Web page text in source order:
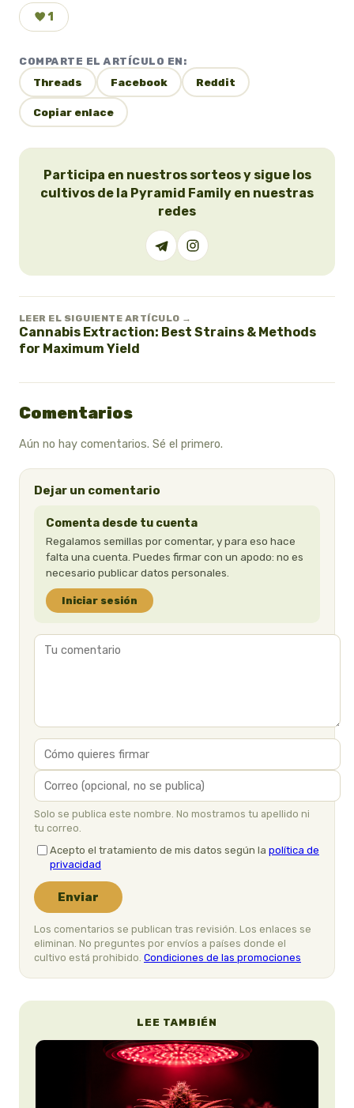
1
COMPARTE EL ARTÍCULO EN:
Threads Facebook Reddit
Copiar enlace
Participa en nuestros sorteos y sigue los
cultivos de la Pyramid Family en nuestras
redes
LEER EL SIGUIENTE ARTÍCULO →
Cannabis Extraction: Best Strains & Methods
for Maximum Yield
Comentarios
Aún no hay comentarios. Sé el primero.
Dejar un comentario
Comenta desde tu cuenta
Regalamos semillas por comentar, y para eso hace
falta una cuenta. Puedes firmar con un apodo: no es
necesario publicar datos personales.
Iniciar sesión
Solo se publica este nombre. No mostramos tu apellido ni
tu correo.
Acepto el tratamiento de mis datos según la política de
privacidad
Enviar
Los comentarios se publican tras revisión. Los enlaces se
eliminan. No preguntes por envíos a países donde el
cultivo está prohibido. Condiciones de las promociones
LEE TAMBIÉN